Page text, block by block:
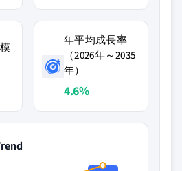
年平均成長率
（2026年～2035
年）
4.6%